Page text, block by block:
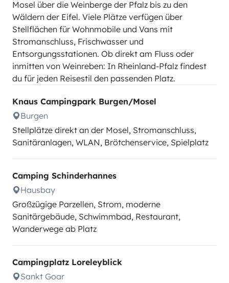
Mosel über die Weinberge der Pfalz bis zu den
Wäldern der Eifel. Viele Plätze verfügen über
Stellflächen für Wohnmobile und Vans mit
Stromanschluss, Frischwasser und
Entsorgungsstationen. Ob direkt am Fluss oder
inmitten von Weinreben: In Rheinland-Pfalz findest
du für jeden Reisestil den passenden Platz.
Knaus Campingpark Burgen/Mosel
Burgen
Stellplätze direkt an der Mosel, Stromanschluss,
Sanitäranlagen, WLAN, Brötchenservice, Spielplatz
Camping Schinderhannes
Hausbay
Großzügige Parzellen, Strom, moderne
Sanitärgebäude, Schwimmbad, Restaurant,
Wanderwege ab Platz
Campingplatz Loreleyblick
Sankt Goar